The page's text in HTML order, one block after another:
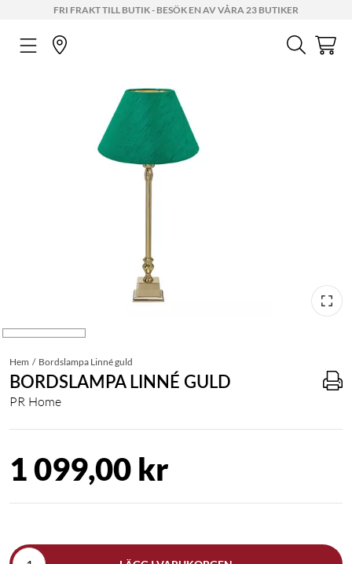
FRI FRAKT TILL BUTIK - BESÖK EN AV VÅRA 23 BUTIKER
Hem Bordslampa Linné guld
BORDSLAMPA LINNÉ GULD
PR Home
1 099,00 kr